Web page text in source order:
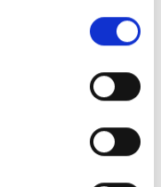
della vita dei loro